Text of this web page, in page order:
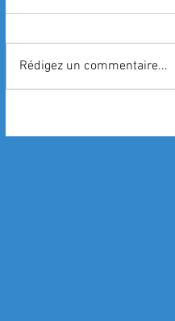
Rédigez un commentaire...